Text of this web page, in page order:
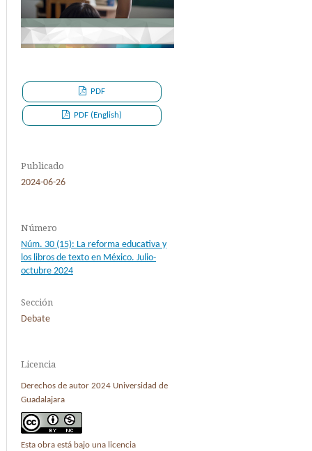
PDF
PDF (English)
Publicado
2024-06-26
Número
Núm. 30 (15): La reforma educativa y
los libros de texto en México. Julio-
octubre 2024
Sección
Debate
Licencia
Derechos de autor 2024 Universidad de
Guadalajara
Esta obra está bajo una licencia